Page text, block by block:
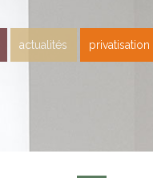
actualités privatisation